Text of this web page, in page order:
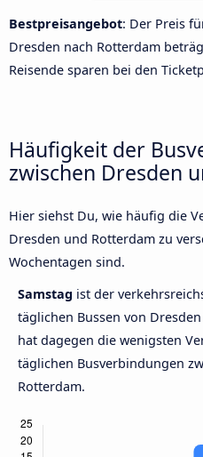
Bestpreisangebot: Der Preis
Dresden nach Rotterdam
Reisende sparen bei den
Häufigkeit der
zwischen Dresden
Hier siehst Du, wie häufig die
Dresden und Rotterdam zu
Wochentagen sind.
Samstag ist der
täglichen Bussen von
hat dagegen die wenigsten
täglichen Busverbindungen
Rotterdam.